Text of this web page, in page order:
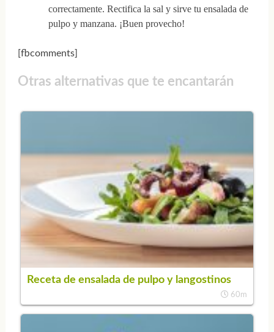
correctamente. Rectifica la sal y sirve tu ensalada de
pulpo y manzana. ¡Buen provecho!
[fbcomments]
Otras alternativas que te encantarán
Receta de ensalada de pulpo y langostinos
60m